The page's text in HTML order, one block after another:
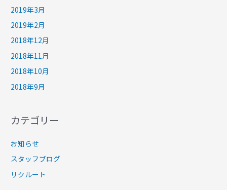
2019年3月
2019年2月
2018年12月
2018年11月
2018年10月
2018年9月
カテゴリー
お知らせ
スタッフブログ
リクルート